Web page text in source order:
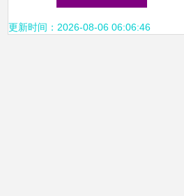
更新时间：2026-08-06 06:06:46